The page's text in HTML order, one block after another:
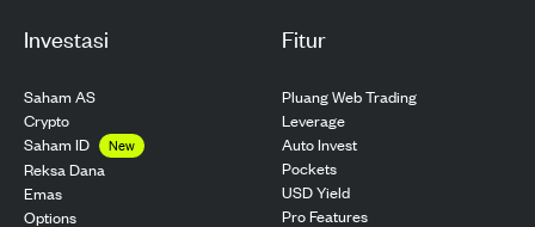
Investasi
Saham AS
Crypto
Saham ID
New
Reksa Dana
Emas
Options
Fitur
Pluang Web Trading
Leverage
Auto Invest
Pockets
USD Yield
Pro Features